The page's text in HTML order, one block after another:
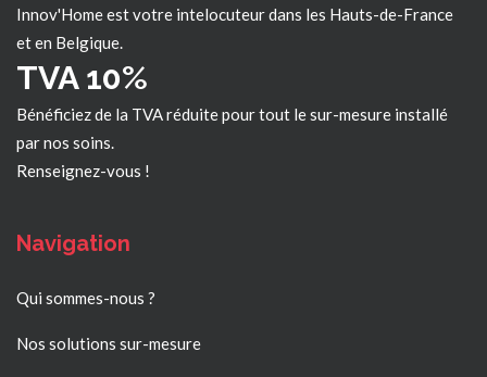
Innov'Home est votre intelocuteur dans les Hauts-de-France
et en Belgique.
TVA 10%
Bénéficiez de la TVA réduite pour tout le sur-mesure installé
par nos soins.
Renseignez-vous !
Navigation
Qui sommes-nous ?
Nos solutions sur-mesure